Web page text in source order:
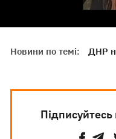
Новини по темі: ДНР